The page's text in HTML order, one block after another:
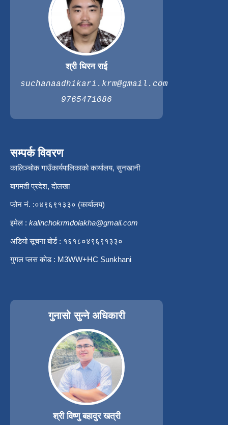
श्री धिरन राई
suchanaadhikari.krm@gmail.com
9765471086
सम्पर्क विवरण
कालिञ्चोक गाउँकार्यपालिकाको कार्यालय, सुनखानी
बागमती प्रदेश, दोलखा
फोन नं. :०४९६९१३३० (कार्यालय)
इमेल : kalinchokrmdolakha@gmail.com
अडियो सूचना बोर्ड : १६१८०४९६९१३३०
गुगल प्लस कोड : M3WW+HC Sunkhani
गुनासो सुन्ने अधिकारी
श्री विष्णु बहादुर खत्री